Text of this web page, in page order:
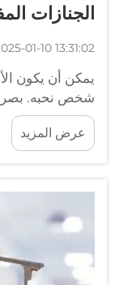
الجنازات
01-10 13:31:02
يمكن أن يكون
شخص نحبه.
أصعب الأشياء
فإن الشخص الذي
لذلك، من المهم...
عرض المزيد